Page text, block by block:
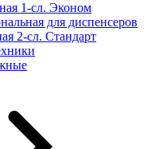
1-сл. Эконом
для диспенсеров
2-сл. Стандарт